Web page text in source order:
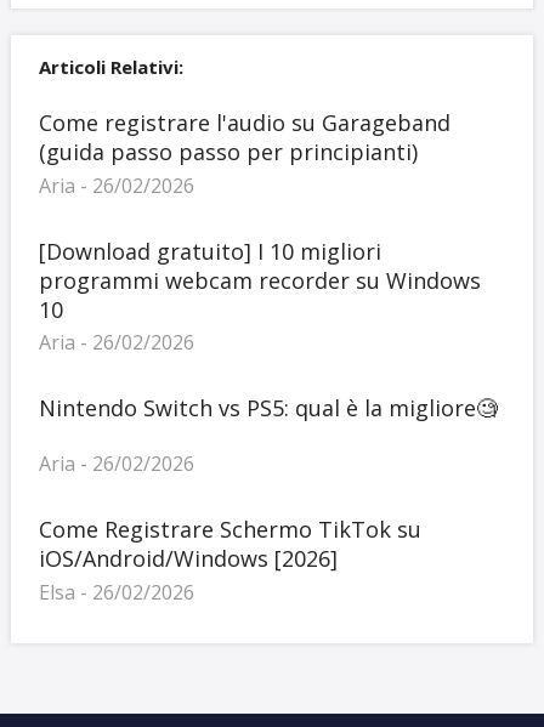
Articoli Relativi:
Come registrare l'audio su Garageband
(guida passo passo per principianti)
Aria - 26/02/2026
[Download gratuito] I 10 migliori
programmi webcam recorder su Windows
10
Aria - 26/02/2026
Nintendo Switch vs PS5: qual è la migliore🧐
Aria - 26/02/2026
Come Registrare Schermo TikTok su
iOS/Android/Windows [2026]
Elsa - 26/02/2026